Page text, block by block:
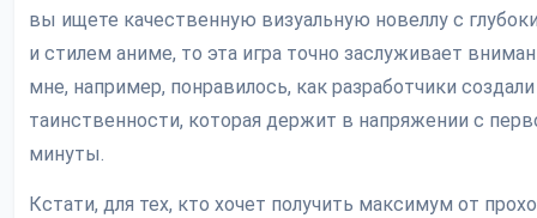
вы ищете качественную визуальную новеллу с
и стилем аниме, то эта игра точно заслуживает
мне, например, понравилось, как разработчики
таинственности, которая держит в напряжении с
минуты.
Кстати, для тех, кто хочет получить максимум от